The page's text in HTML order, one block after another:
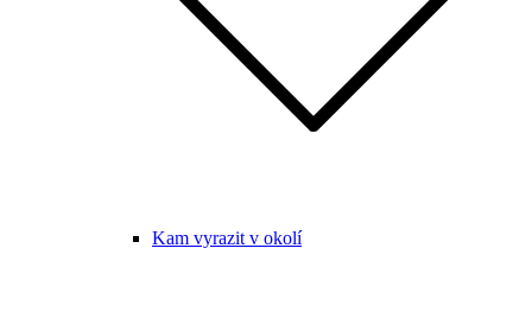
Kam vyrazit v okolí